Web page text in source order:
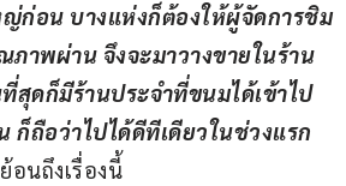
ก่อน บางแห่งก็ต้องให้ผู้จัดการชิม
าพผ่าน จึงจะมาวางขายในร้าน
สุดก็มีร้านประจำที่ขนมได้เข้าไป
ก็ถือว่าไปได้ดีทีเดียวในช่วงแรก
ย้อนถึงเรื่องนี้